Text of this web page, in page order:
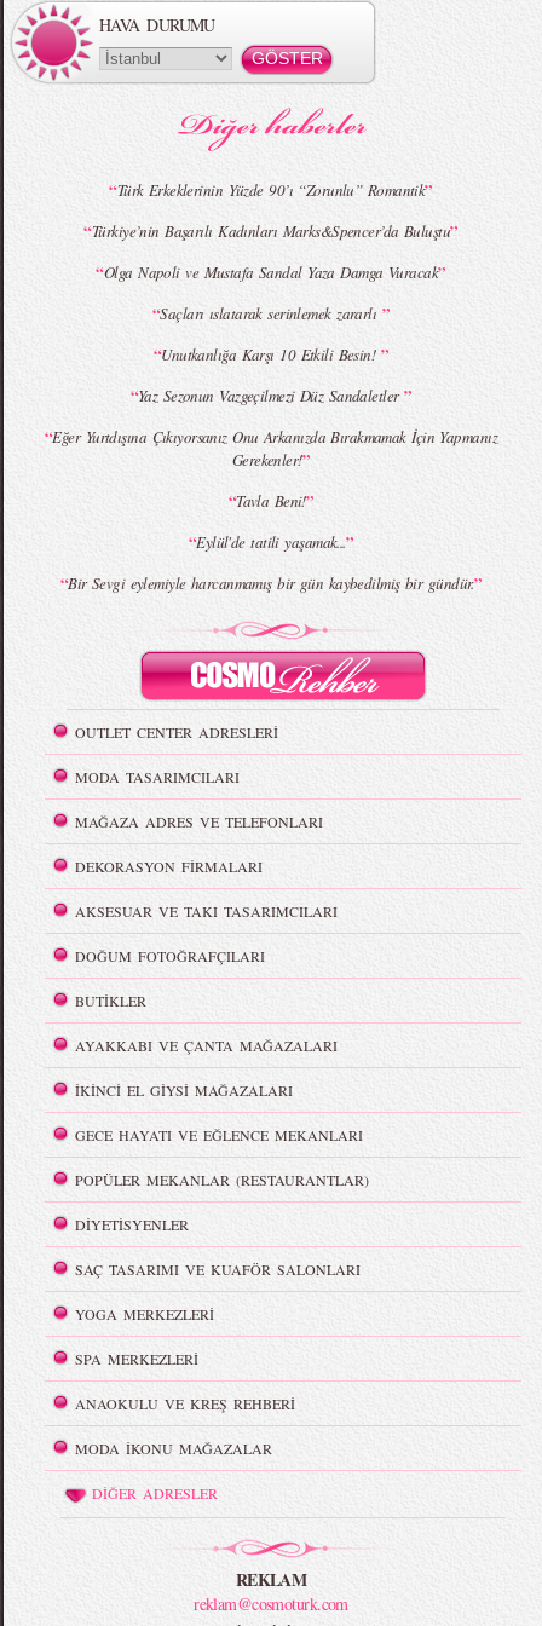
MBFWI - Gülçin Çengel 2015 Yaz
MBFWI - Zeynep Erdoğan 2015 Yaz
MBFWI - Giray Sepin 2015 Yaz Koleksiyonu MBFWI - Burçe Bekrek 2015 Yaz Koleksiyonu
HAVA DURUMU
“Türk Erkeklerinin Yüzde 90’ı “Zorunlu” Romantik”
“Türkiye’nin Başarılı Kadınları Marks&Spencer’da Buluştu”
“Olga Napoli ve Mustafa Sandal Yaza Damga Vuracak”
“Saçları ıslatarak serinlemek zararlı ”
“Unutkanlığa Karşı 10 Etkili Besin! ”
“Yaz Sezonun Vazgeçilmezi Düz Sandaletler”
“Eğer Yurtdışına Çıkıyorsanız Onu Arkanızda Bırakmamak İçin Yapmanız
Gerekenler!”
“Tavla Beni!”
“Eylül'de tatili yaşamak...”
“Bir Sevgi eylemiyle harcanmamış bir gün kaybedilmiş bir gündür.”
OUTLET CENTER ADRESLERİ
MODA TASARIMCILARI
MAĞAZA ADRES VE TELEFONLARI
DEKORASYON FİRMALARI
AKSESUAR VE TAKI TASARIMCILARI
DOĞUM FOTOĞRAFÇILARI
BUTİKLER
AYAKKABI VE ÇANTA MAĞAZALARI
İKİNCİ EL GİYSİ MAĞAZALARI
GECE HAYATI VE EĞLENCE MEKANLARI
POPÜLER MEKANLAR (RESTAURANTLAR)
DİYETİSYENLER
SAÇ TASARIMI VE KUAFÖR SALONLARI
YOGA MERKEZLERİ
SPA MERKEZLERİ
ANAOKULU VE KREŞ REHBERİ
MODA İKONU MAĞAZALAR
DİĞER ADRESLER
REKLAM
reklam@cosmoturk.com